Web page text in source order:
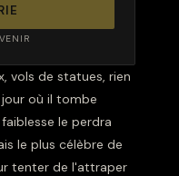
vols de statues, rien
jour où il tombe
le perdra
le plus célèbre de
tenter de l'attraper